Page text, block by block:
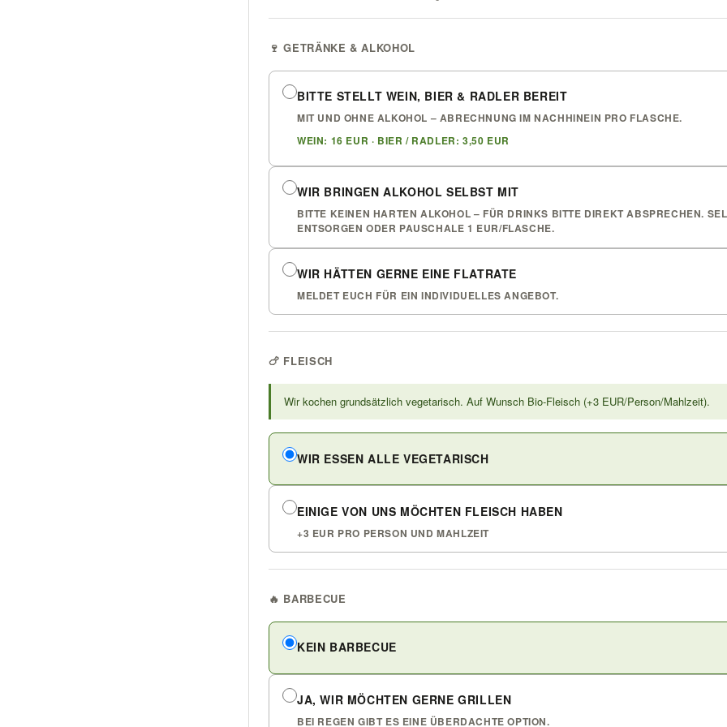
🍷 GETRÄNKE & ALKOHOL
BITTE STELLT WEIN, BIER & RADLER BEREIT
MIT UND OHNE ALKOHOL – ABRECHNUNG IM NACHHINEIN PRO FLASCHE.
WEIN: 16 EUR · BIER / RADLER: 3,50 EUR
WIR BRINGEN ALKOHOL SELBST MIT
BITTE KEINEN HARTEN ALKOHOL – FÜR DRINKS BITTE DIREKT ABSPRECHEN.
ENTSORGEN ODER PAUSCHALE 1 EUR/FLASCHE.
WIR HÄTTEN GERNE EINE FLATRATE
MELDET EUCH FÜR EIN INDIVIDUELLES ANGEBOT.
🍗 FLEISCH
Wir kochen grundsätzlich vegetarisch. Auf Wunsch Bio-Fleisch (+3 EUR/Person/Mahlzeit).
WIR ESSEN ALLE VEGETARISCH
EINIGE VON UNS MÖCHTEN FLEISCH HABEN
+3 EUR PRO PERSON UND MAHLZEIT
🔥 BARBECUE
KEIN BARBECUE
JA, WIR MÖCHTEN GERNE GRILLEN
BEI REGEN GIBT ES EINE ÜBERDACHTE OPTION.